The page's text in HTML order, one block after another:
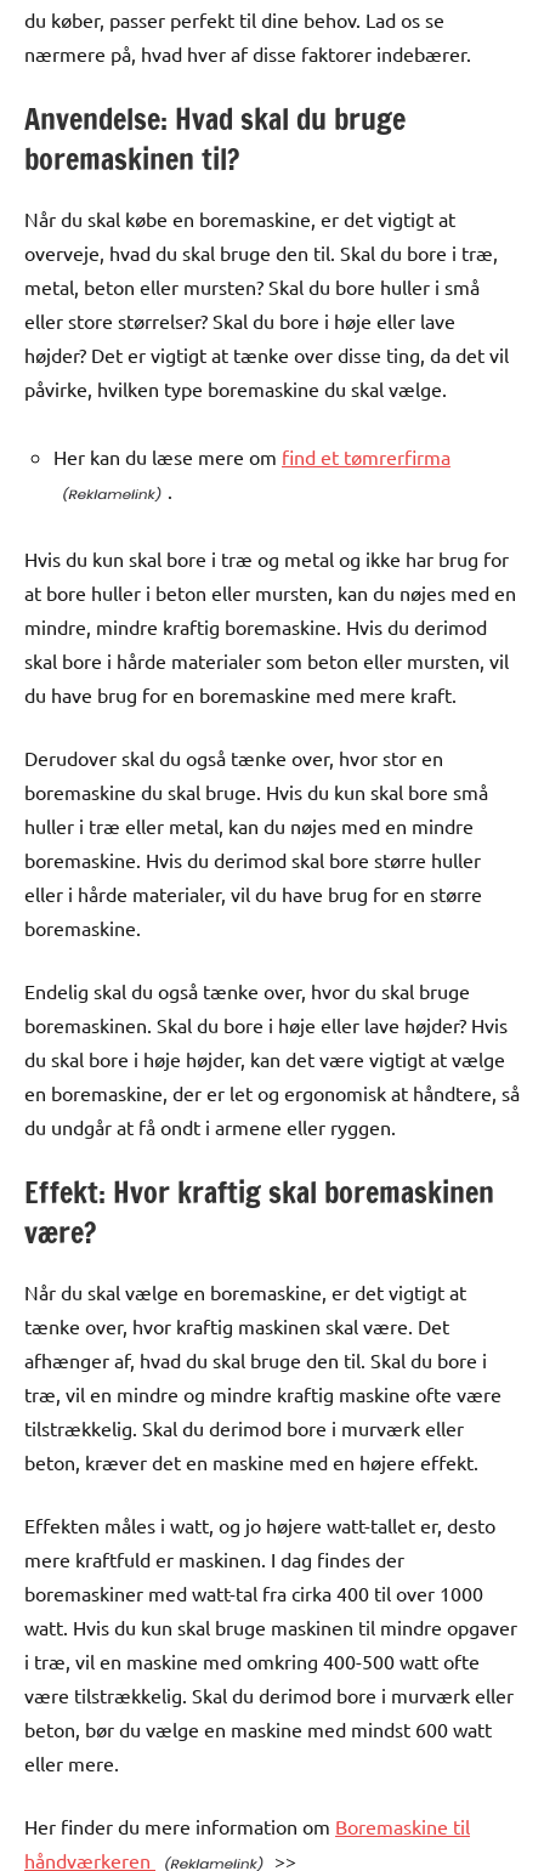
du køber, passer perfekt til dine behov. Lad os se
nærmere på, hvad hver af disse faktorer indebærer.
Anvendelse: Hvad skal du bruge
boremaskinen til?
Når du skal købe en boremaskine, er det vigtigt at
overveje, hvad du skal bruge den til. Skal du bore i træ,
metal, beton eller mursten? Skal du bore huller i små
eller store størrelser? Skal du bore i høje eller lave
højder? Det er vigtigt at tænke over disse ting, da det vil
påvirke, hvilken type boremaskine du skal vælge.
Her kan du læse mere om find et tømrerfirma
.
Hvis du kun skal bore i træ og metal og ikke har brug for
at bore huller i beton eller mursten, kan du nøjes med en
mindre, mindre kraftig boremaskine. Hvis du derimod
skal bore i hårde materialer som beton eller mursten, vil
du have brug for en boremaskine med mere kraft.
Derudover skal du også tænke over, hvor stor en
boremaskine du skal bruge. Hvis du kun skal bore små
huller i træ eller metal, kan du nøjes med en mindre
boremaskine. Hvis du derimod skal bore større huller
eller i hårde materialer, vil du have brug for en større
boremaskine.
Endelig skal du også tænke over, hvor du skal bruge
boremaskinen. Skal du bore i høje eller lave højder? Hvis
du skal bore i høje højder, kan det være vigtigt at vælge
en boremaskine, der er let og ergonomisk at håndtere, så
du undgår at få ondt i armene eller ryggen.
Effekt: Hvor kraftig skal boremaskinen
være?
Når du skal vælge en boremaskine, er det vigtigt at
tænke over, hvor kraftig maskinen skal være. Det
afhænger af, hvad du skal bruge den til. Skal du bore i
træ, vil en mindre og mindre kraftig maskine ofte være
tilstrækkelig. Skal du derimod bore i murværk eller
beton, kræver det en maskine med en højere effekt.
Effekten måles i watt, og jo højere watt-tallet er, desto
mere kraftfuld er maskinen. I dag findes der
boremaskiner med watt-tal fra cirka 400 til over 1000
watt. Hvis du kun skal bruge maskinen til mindre opgaver
i træ, vil en maskine med omkring 400-500 watt ofte
være tilstrækkelig. Skal du derimod bore i murværk eller
beton, bør du vælge en maskine med mindst 600 watt
eller mere.
Her finder du mere information om Boremaskine til
håndværkeren
>>